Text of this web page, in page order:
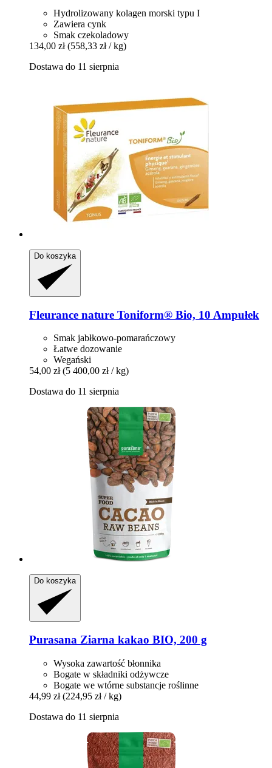
Hydrolizowany kolagen morski typu I
Zawiera cynk
Smak czekoladowy
134,00 zł (558,33 zł / kg)
Dostawa do 11 sierpnia
Do koszyka
Fleurance nature Toniform® Bio, 10 Ampułek
Smak jabłkowo-pomarańczowy
Łatwe dozowanie
Wegański
54,00 zł (5 400,00 zł / kg)
Dostawa do 11 sierpnia
Do koszyka
Purasana Ziarna kakao BIO, 200 g
Wysoka zawartość błonnika
Bogate w składniki odżywcze
Bogate we wtórne substancje roślinne
44,99 zł (224,95 zł / kg)
Dostawa do 11 sierpnia